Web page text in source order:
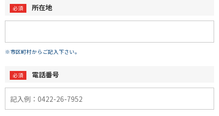
所在地
※市区町村からご記入下さい。
電話番号